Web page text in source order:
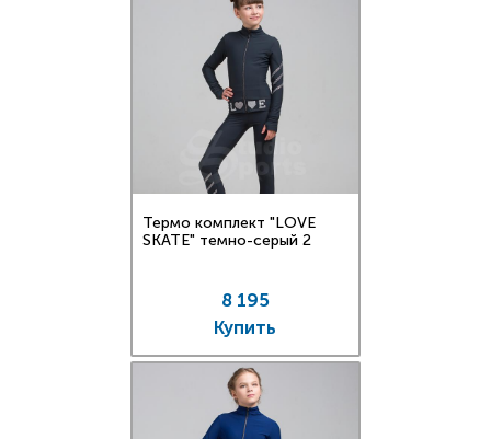
Термо комплект "LOVE
SKATE" темно-серый 2
8 195
Купить